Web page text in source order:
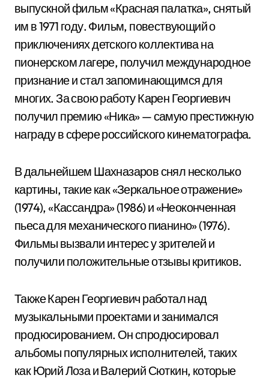
выпускной фильм «Красная палатка», снятый
им в 1971 году. Фильм, повествующий о
приключениях детского коллектива на
пионерском лагере, получил международное
признание и стал запоминающимся для
многих. За свою работу Карен Георгиевич
получил премию «Ника» — самую престижную
награду в сфере российского кинематографа.
В дальнейшем Шахназаров снял несколько
картины, такие как «Зеркальное отражение»
(1974), «Кассандра» (1986) и «Неоконченная
пьеса для механического пианино» (1976).
Фильмы вызвали интерес у зрителей и
получили положительные отзывы критиков.
Также Карен Георгиевич работал над
музыкальными проектами и занимался
продюсированием. Он спродюсировал
альбомы популярных исполнителей, таких
как Юрий Лоза и Валерий Сюткин, которые